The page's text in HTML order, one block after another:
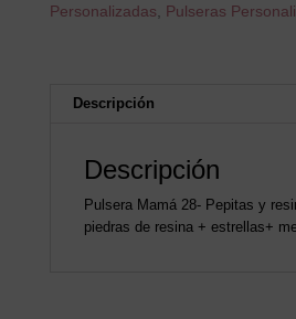
Personalizadas, Pulseras
Descripción
Descripción
Pulsera Mamá 28- Pepitas y
piedras de resina + estrellas+